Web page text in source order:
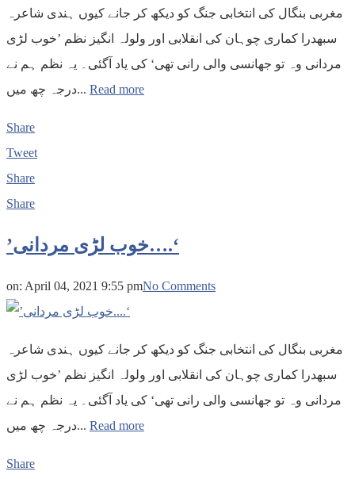
مغربی بنگال کی انتخابی جنگ کو دیکھ کر جانے کیوں ہندی شاعرہ
سبھدرا کماری چوہان کی انقلابی اور ولولہ انگیز نظم ’خوب لڑی
مردانی وہ تو جھانسی والی رانی تھی‘ کی یاد آگئی۔ یہ نظم ہم نے
درجہ چھ میں... Read more
Share
Tweet
Share
Share
’خوب لڑی مردانی….‘
on: April 04, 2021 9:55 pmNo Comments
مغربی بنگال کی انتخابی جنگ کو دیکھ کر جانے کیوں ہندی شاعرہ
سبھدرا کماری چوہان کی انقلابی اور ولولہ انگیز نظم ’خوب لڑی
مردانی وہ تو جھانسی والی رانی تھی‘ کی یاد آگئی۔ یہ نظم ہم نے
درجہ چھ میں... Read more
Share